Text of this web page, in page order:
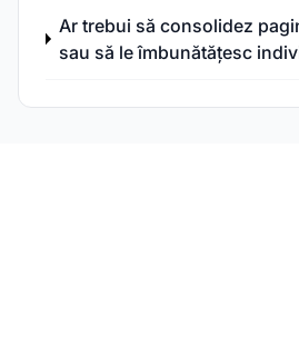
Ar trebui să consolidez
sau să le îmbunătățesc